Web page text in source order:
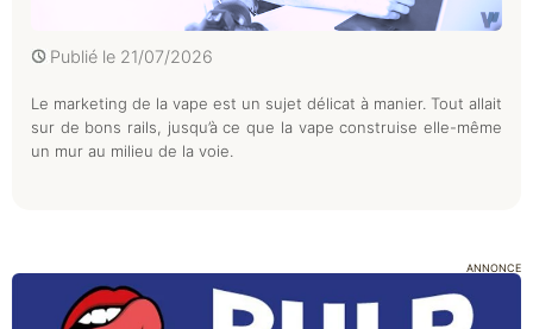
Publié le 21/07/2026
Le marketing de la vape est un sujet délicat à manier. Tout allait
sur de bons rails, jusqu’à ce que la vape construise elle-même
un mur au milieu de la voie.
ANNONCE